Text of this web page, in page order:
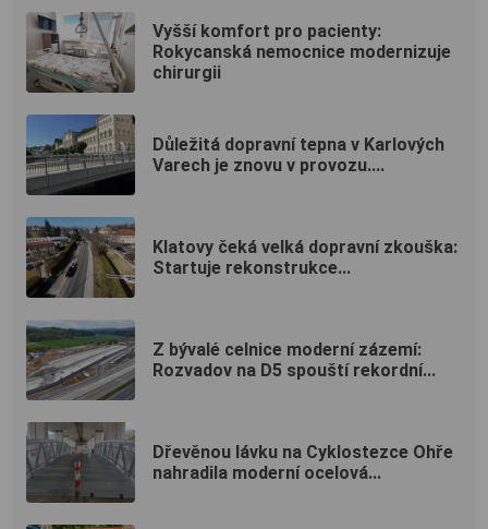
Vyšší komfort pro pacienty:
Rokycanská nemocnice modernizuje
chirurgii
Důležitá dopravní tepna v Karlových
Varech je znovu v provozu....
Klatovy čeká velká dopravní zkouška:
Startuje rekonstrukce...
Z bývalé celnice moderní zázemí:
Rozvadov na D5 spouští rekordní...
Dřevěnou lávku na Cyklostezce Ohře
nahradila moderní ocelová...